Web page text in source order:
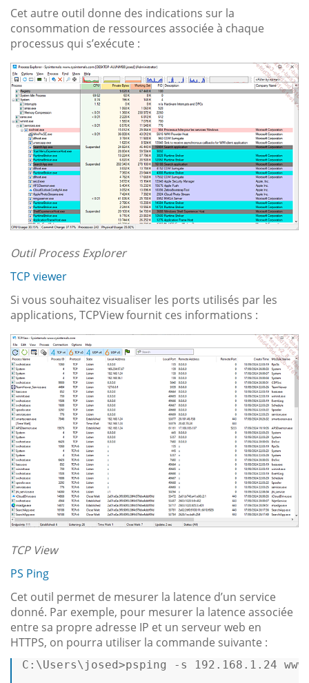
Cet autre outil donne des indications sur la
consommation de ressources associée à chaque
processus qui s’exécute :
Outil Process Explorer
TCP viewer
Si vous souhaitez visualiser les ports utilisés par les
applications, TCPView fournit ces informations :
TCP View
PS Ping
Cet outil permet de mesurer la latence d’un service
donné. Par exemple, pour mesurer la latence associée
entre sa propre adresse IP et un serveur web en
HTTPS, on pourra utiliser la commande suivante :
C: \Users\josed>psping -s 192.168 . 1.24